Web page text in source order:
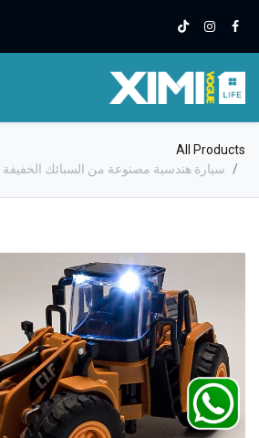
All Products
سيارة هندسية مصنوعة من السبائك الخفيفة